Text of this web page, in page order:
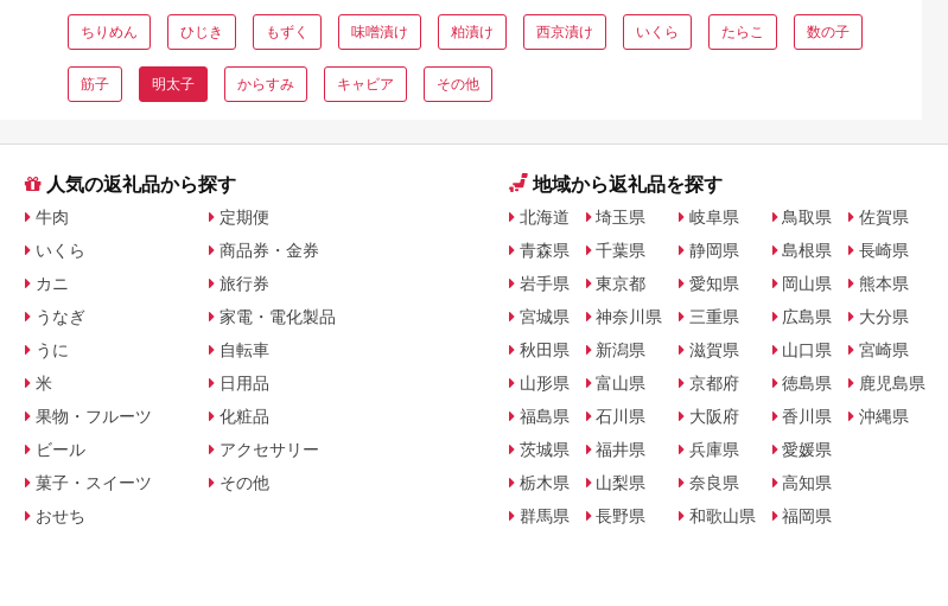
ちりめん ひじき もずく 味噌漬け 粕漬け 西京漬け いくら たらこ 数の子
筋子 明太子 からすみ キャビア その他
人気の返礼品から探す
牛肉
いくら
カニ
うなぎ
うに
米
果物・フルーツ
ビール
菓子・スイーツ
おせち
定期便
商品券・金券
旅行券
家電・電化製品
自転車
日用品
化粧品
アクセサリー
その他
地域から返礼品を探す
北海道
青森県
岩手県
宮城県
秋田県
山形県
福島県
茨城県
栃木県
群馬県
埼玉県
千葉県
東京都
神奈川県
新潟県
富山県
石川県
福井県
山梨県
長野県
岐阜県
静岡県
愛知県
三重県
滋賀県
京都府
大阪府
兵庫県
奈良県
和歌山県
鳥取県
島根県
岡山県
広島県
山口県
徳島県
香川県
愛媛県
高知県
福岡県
佐賀県
長崎県
熊本県
大分県
宮崎県
鹿児島県
沖縄県